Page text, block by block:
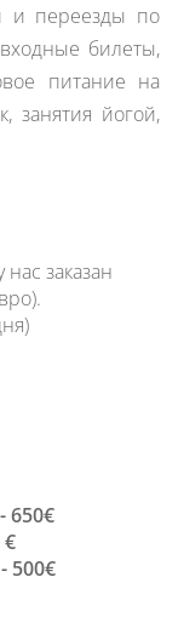
и переезды по
билеты,
питание на
занятия йогой,
нас заказан
650€
€
500€